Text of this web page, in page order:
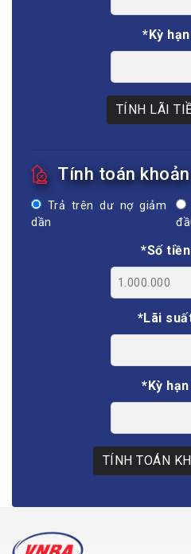
*Kỳ
TÍNH LÃI
Tính toán
Trả trên dư nợ giảm
dần
*Số
*Lãi
*Kỳ
TÍNH TOÁN